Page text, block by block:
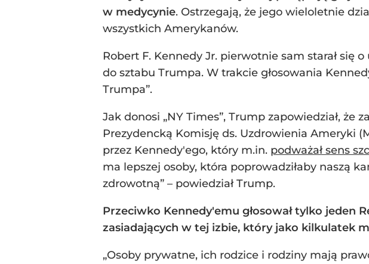
w medycynie. Ostrzegają, że jego wieloletnie
wszystkich Amerykanów.
Robert F. Kennedy Jr. pierwotnie sam starał się
do sztabu Trumpa. W trakcie głosowania
Trumpa”.
Jak donosi „NY Times”, Trump zapowiedział,
Prezydencką Komisję ds. Uzdrowienia Ameryki
przez Kennedy'ego, który m.in. podważał sens
ma lepszej osoby, która poprowadziłaby naszą
zdrowotną” – powiedział Trump.
Przeciwko Kennedy'emu głosował tylko jeden
zasiadających w tej izbie, który jako kilkulatek
„Osoby prywatne, ich rodzice i rodziny mają